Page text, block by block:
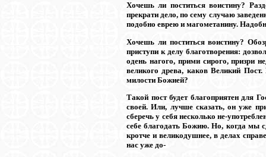
Хочешь ли поститься воистину?
прекрати дело, по сему случаю
подобно еврею и магометанину.
Хочешь ли поститься воистину?
приступи к делу благотворения:
одень нагого, прими сирого, призри
великого древа, каков Великий
милости Божией?
Такой пост будет благоприятен для
своей. Или, лучше сказать, он уже
сберечь у себя несколько не-
себе благодать Божию. Но, когда мы
кротче и великодушнее, в делах
нас уже до-